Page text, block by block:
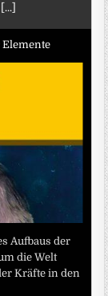
[...]
Aufbaus der
die Welt
Kräfte in den